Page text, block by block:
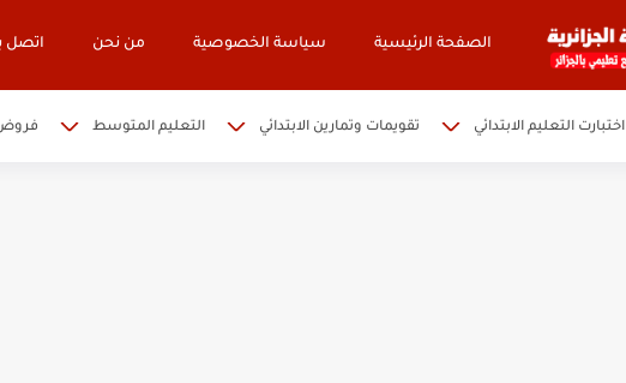
الصفحة الرئيسية سياسة الخصوصية من نحن اتصل
اختبارت التعليم الابتدائي تقويمات وتمارين الابتدائي التعليم المتوسط فروض